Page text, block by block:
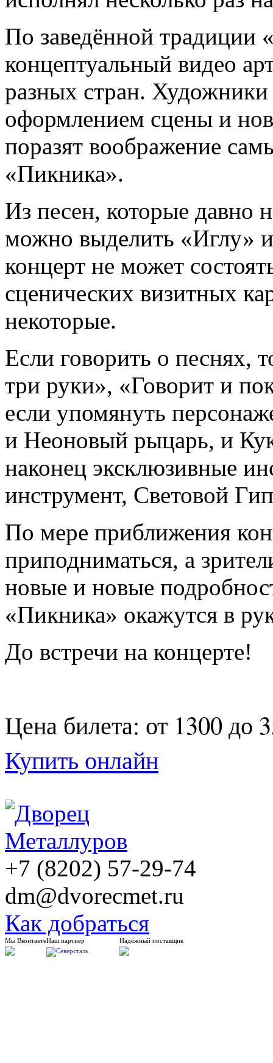
По заведённой традиции
концептуальный видео
разных стран.
оформлением сцены и
поразят воображение
«Пикника».
Из песен, которые давно
можно выделить «Иглу»
концерт не может
сценических визитных
некоторые.
Если говорить о песнях,
три руки», «Говорит и
если упомянуть
и Неоновый рыцарь, и
наконец эксклюзивные
инструмент, Световой
По мере приближения
приподниматься, а
новые и новые
«Пикника» окажутся в
До встречи на концерте!
Цена билета: от 1300 до
Купить онлайн
+7 (8202) 57-29-74
dm@dvorecmet.ru
Как добраться
Мы ВконтактеНаш партнёр Надёжный поставщик